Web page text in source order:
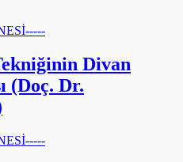
Divan
(Doç. Dr.